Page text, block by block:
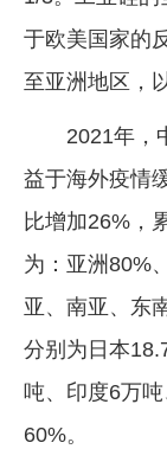
于欧美国家的
至亚洲地区，
2021年，
益于海外疫情
比增加26%，
为：亚洲80%
亚、南亚、东
分别为日本
吨、印度6万
60%。